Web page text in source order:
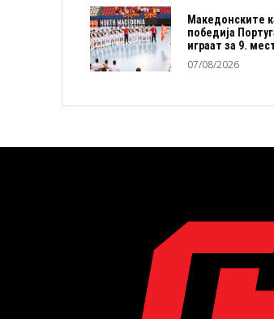
Македонските
победија
играат за 9.
07/08/2026